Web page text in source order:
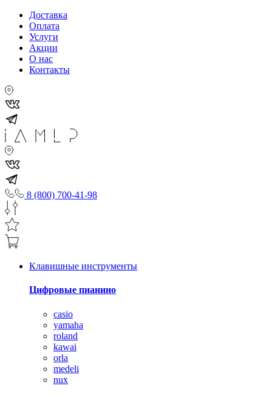
Доставка
Оплата
Услуги
Акции
О нас
Контакты
8 (800) 700-41-98
Клавишные инструменты
Цифровые пианино
casio
yamaha
roland
kawai
orla
medeli
nux